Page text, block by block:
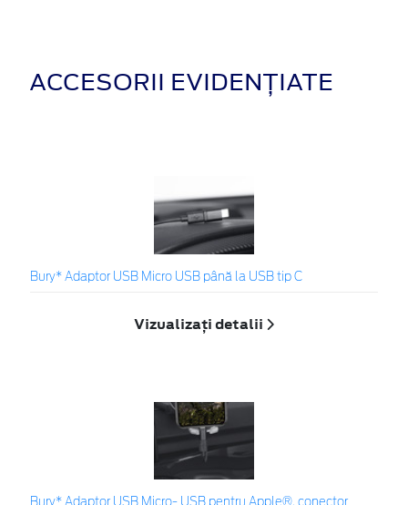
ACCESORII EVIDENȚIATE
Bury* Adaptor USB Micro USB până la USB tip C
Vizualizați detalii